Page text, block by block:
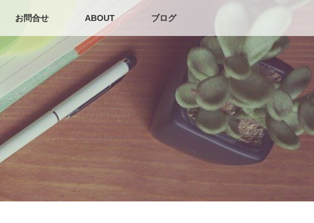
お問合せ ABOUT ブログ